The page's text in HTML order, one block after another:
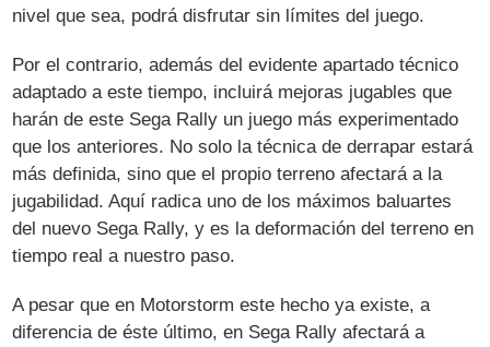
nivel que sea, podrá disfrutar sin límites del juego.
Por el contrario, además del evidente apartado técnico
adaptado a este tiempo, incluirá mejoras jugables que
harán de este Sega Rally un juego más experimentado
que los anteriores. No solo la técnica de derrapar estará
más definida, sino que el propio terreno afectará a la
jugabilidad. Aquí radica uno de los máximos baluartes
del nuevo Sega Rally, y es la deformación del terreno en
tiempo real a nuestro paso.
A pesar que en Motorstorm este hecho ya existe, a
diferencia de éste último, en Sega Rally afectará a